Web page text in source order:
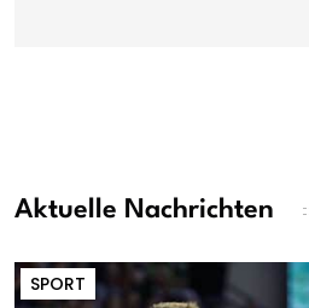
Aktuelle Nachrichten
SPORT